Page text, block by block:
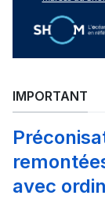
IMPORTANT
avec